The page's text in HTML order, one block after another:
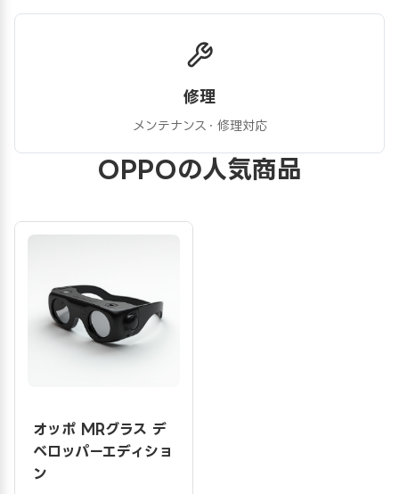
修理
メンテナンス・修理対応
OPPOの人気商品
オッポ MRグラス デ
ベロッパーエディショ
ン